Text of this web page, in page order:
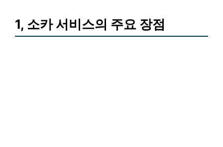
1, 소카 서비스의 주요 장점